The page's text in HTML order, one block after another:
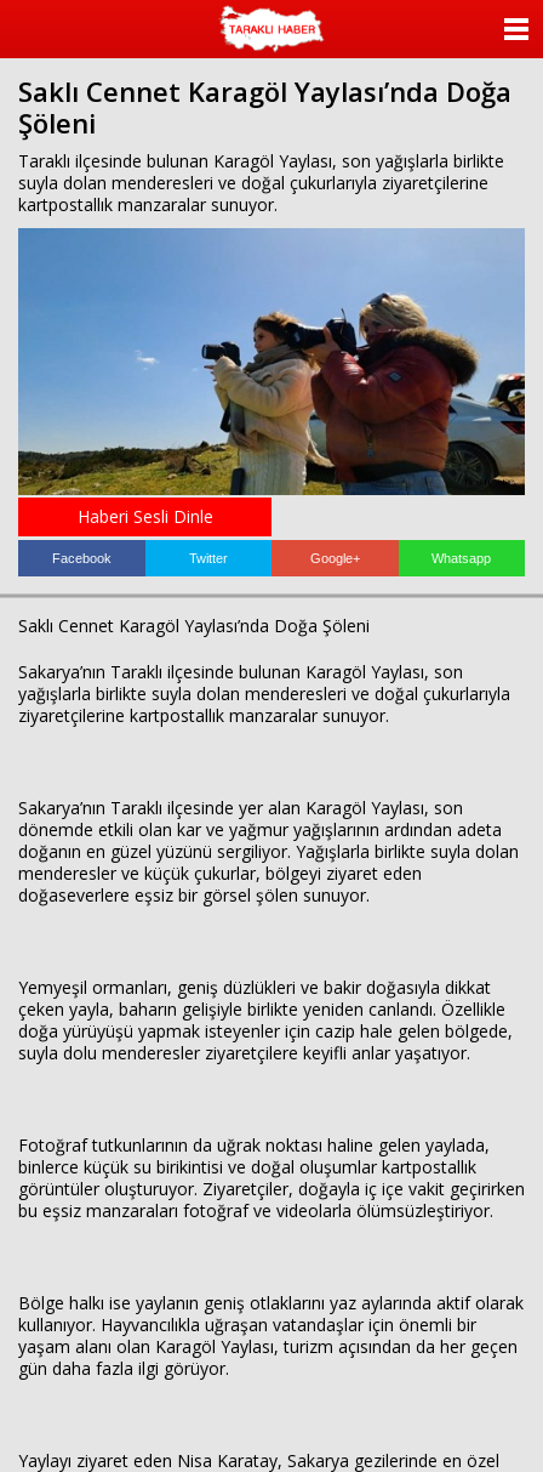
Saklı Cennet Karagöl Yaylası’nda Doğa
Şöleni
Taraklı ilçesinde bulunan Karagöl Yaylası, son yağışlarla birlikte
suyla dolan menderesleri ve doğal çukurlarıyla ziyaretçilerine
kartpostallık manzaralar sunuyor.
Haberi Sesli Dinle
Facebook Twitter Google+ Whatsapp
Saklı Cennet Karagöl Yaylası’nda Doğa Şöleni
Sakarya’nın Taraklı ilçesinde bulunan Karagöl Yaylası, son
yağışlarla birlikte suyla dolan menderesleri ve doğal çukurlarıyla
ziyaretçilerine kartpostallık manzaralar sunuyor.
Sakarya’nın Taraklı ilçesinde yer alan Karagöl Yaylası, son
dönemde etkili olan kar ve yağmur yağışlarının ardından adeta
doğanın en güzel yüzünü sergiliyor. Yağışlarla birlikte suyla dolan
menderesler ve küçük çukurlar, bölgeyi ziyaret eden
doğaseverlere eşsiz bir görsel şölen sunuyor.
Yemyeşil ormanları, geniş düzlükleri ve bakir doğasıyla dikkat
çeken yayla, baharın gelişiyle birlikte yeniden canlandı. Özellikle
doğa yürüyüşü yapmak isteyenler için cazip hale gelen bölgede,
suyla dolu menderesler ziyaretçilere keyifli anlar yaşatıyor.
Fotoğraf tutkunlarının da uğrak noktası haline gelen yaylada,
binlerce küçük su birikintisi ve doğal oluşumlar kartpostallık
görüntüler oluşturuyor. Ziyaretçiler, doğayla iç içe vakit geçirirken
bu eşsiz manzaraları fotoğraf ve videolarla ölümsüzleştiriyor.
Bölge halkı ise yaylanın geniş otlaklarını yaz aylarında aktif olarak
kullanıyor. Hayvancılıkla uğraşan vatandaşlar için önemli bir
yaşam alanı olan Karagöl Yaylası, turizm açısından da her geçen
gün daha fazla ilgi görüyor.
Yaylayı ziyaret eden Nisa Karatay, Sakarya gezilerinde en özel
KATEGORİLER
VİDEO GALERİ
KÜNYE
İLETİŞİM